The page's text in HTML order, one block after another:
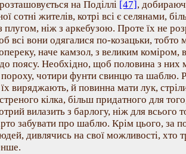
на Поділлі [47],
сотні жителів, котрі всі є селянами,
плугом, ніж з аркебузою. Проте їх не
всі вони одягалися по-козацьки, тобто
наче камзол, з великим коміром,
поясу. Необхідно, щоб половина з них
чотири фунти свинцю та шаблю.
виряджають, й повинна мати лук,
кілка, більш придатного для
вилазить з барлогу, ніж для всього
забувати про шаблю. Крім цього, за
дивлячись на свої можливості, хто